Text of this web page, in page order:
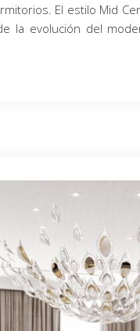
El estilo Mid
la evolución del